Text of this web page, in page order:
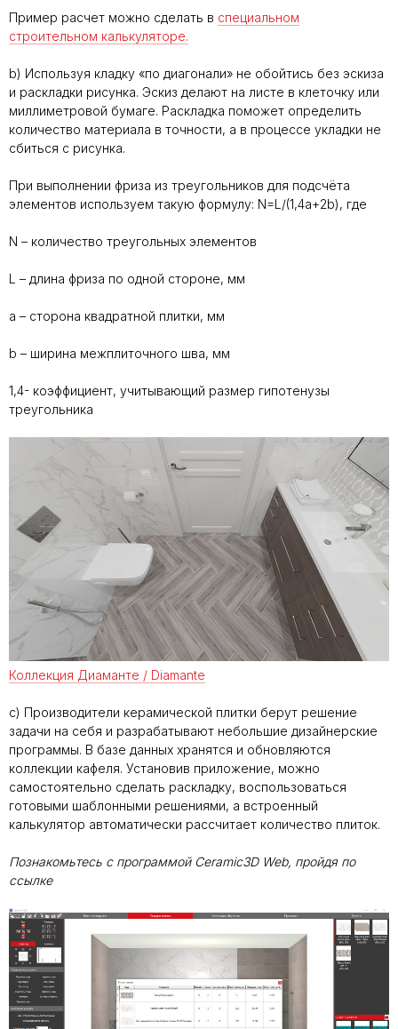
Пример расчет можно сделать в специальном
строительном калькуляторе.
b) Используя кладку «по диагонали» не обойтись без эскиза
и раскладки рисунка. Эскиз делают на листе в клеточку или
миллиметровой бумаге. Раскладка поможет определить
количество материала в точности, а в процессе укладки не
сбиться с рисунка.
При выполнении фриза из треугольников для подсчёта
элементов используем такую формулу: N=L/(1,4a+2b), где
N – количество треугольных элементов
L – длина фриза по одной стороне, мм
a – сторона квадратной плитки, мм
b – ширина межплиточного шва, мм
1,4- коэффициент, учитывающий размер гипотенузы
треугольника
Коллекция Диаманте / Diamante
c) Производители керамической плитки берут решение
задачи на себя и разрабатывают небольшие дизайнерские
программы. В базе данных хранятся и обновляются
коллекции кафеля. Установив приложение, можно
самостоятельно сделать раскладку, воспользоваться
готовыми шаблонными решениями, а встроенный
калькулятор автоматически рассчитает количество плиток.
Познакомьтесь с программой Ceramic3D Web, пройдя по
ссылке